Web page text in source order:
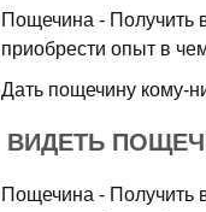
Пощечина - Получить
приобрести опыт в
Дать пощечину кому-
ВИДЕТЬ
Пощечина - Получить